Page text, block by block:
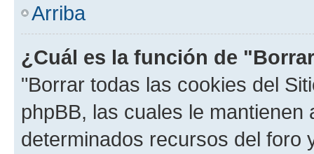
Arriba
¿Cuál es la función de
"Borrar todas las cookies del
phpBB, las cuales le
determinados recursos del foro